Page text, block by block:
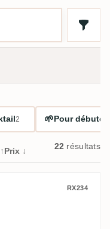
2 🌱Pour débuter
Prix ↓ 22 résultats
Prestige RX234